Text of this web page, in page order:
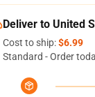
Deliver to United
Cost to ship:$6.99
Standard - Order